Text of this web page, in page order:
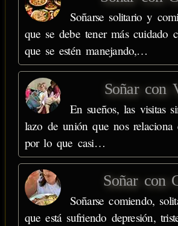
Soñarse solitario y
que se debe tener más cuidado
que se estén manejando,…
Soñar con
En sueños, las visitas
lazo de unión que nos relaciona
por lo que casi…
Soñar con
Soñarse comiendo,
que está sufriendo depresión,